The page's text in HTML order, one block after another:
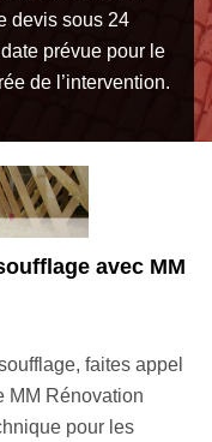
devis sous 24
prévue pour le
de l’intervention.
toiture
33 variera en
technique d’isolation
de la